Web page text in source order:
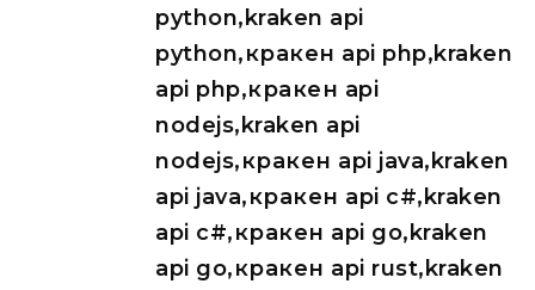
python,kraken api
python,кракен api php,kraken
api php,кракен api
nodejs,kraken api
nodejs,кракен api java,kraken
api java,кракен api c#,kraken
api c#,кракен api go,kraken
api go,кракен api rust,kraken